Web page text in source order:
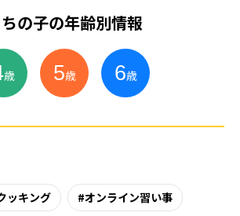
の子の年齢別情報
歳 5歳 6歳
ッキング オンライン習い事